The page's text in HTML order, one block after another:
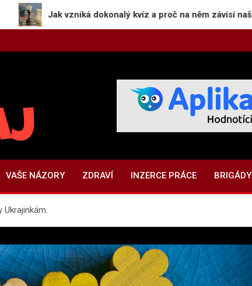
vzniká dokonalý kvíz a proč na něm závisí naše pozornost?
VAŠE NÁZORY ZDRAVÍ INZERCE PRÁCE BRIGÁDY
Ukrajinkám.